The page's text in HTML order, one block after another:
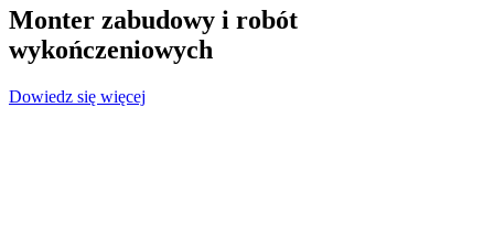
Monter zabudowy i robót
wykończeniowych
Dowiedz się więcej